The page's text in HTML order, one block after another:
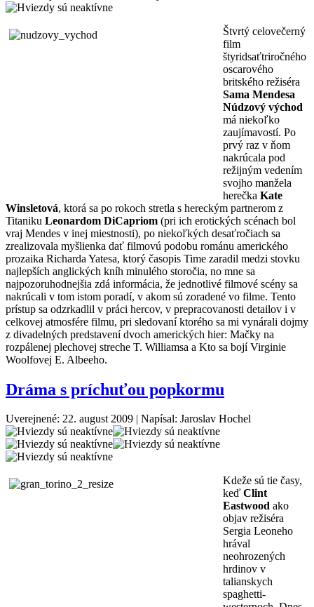
Štvrtý celovečerný
film
štyridsaťtriročného
oscarového
britského režiséra
Sama Mendesa
Núdzový východ
má niekoľko
zaujímavostí. Po
prvý raz v ňom
nakrúcala pod
režijným vedením
svojho manžela
herečka Kate
Winsletová, ktorá sa po rokoch stretla s hereckým partnerom z
Titaniku Leonardom DiCapriom (pri ich erotických scénach bol
vraj Mendes v inej miestnosti), po niekoľkých desaťročiach sa
zrealizovala myšlienka dať filmovú podobu románu amerického
prozaika Richarda Yatesa, ktorý časopis Time zaradil medzi stovku
najlepších anglických kníh minulého storočia, no mne sa
najpozoruhodnejšia zdá informácia, že jednotlivé filmové scény sa
nakrúcali v tom istom poradí, v akom sú zoradené vo filme. Tento
prístup sa odzrkadlil v práci hercov, v prepracovanosti detailov i v
celkovej atmosfére filmu, pri sledovaní ktorého sa mi vynárali dojmy
z divadelných predstavení dvoch amerických hier: Mačky na
rozpálenej plechovej streche T. Williamsa a Kto sa bojí Virginie
Woolfovej E. Albeeho.
Dráma s príchuťou popkormu
Uverejnené: 22. august 2009 | Napísal: Jaroslav Hochel
Kdeže sú tie časy,
keď Clint
Eastwood ako
objav režiséra
Sergia Leoneho
hrával
neohrozených
hrdinov v
talianskych
spaghetti-